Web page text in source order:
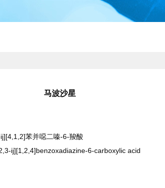
马波沙星
苯并噁二嗪-6-羧酸
ij][1,2,4]benzoxadiazine-6-carboxylic acid